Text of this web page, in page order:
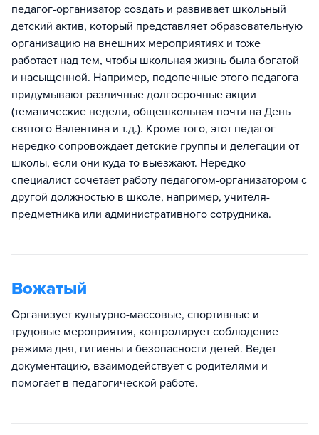
педагог-организатор создать и развивает школьный
детский актив, который представляет образовательную
организацию на внешних мероприятиях и тоже
работает над тем, чтобы школьная жизнь была богатой
и насыщенной. Например, подопечные этого педагога
придумывают различные долгосрочные акции
(тематические недели, общешкольная почти на День
святого Валентина и т.д.). Кроме того, этот педагог
нередко сопровождает детские группы и делегации от
школы, если они куда-то выезжают. Нередко
специалист сочетает работу педагогом-организатором с
другой должностью в школе, например, учителя-
предметника или административного сотрудника.
Вожатый
Организует культурно-массовые, спортивные и
трудовые мероприятия, контролирует соблюдение
режима дня, гигиены и безопасности детей. Ведет
документацию, взаимодействует с родителями и
помогает в педагогической работе.​